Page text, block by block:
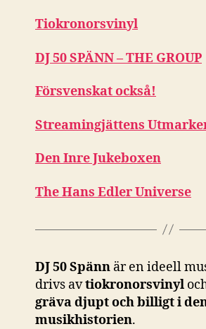
Tiokronorsvinyl
DJ 50 SPÄNN – THE GROUP
Försvenskat också!
Streamingjättens
Den Inre Jukeboxen
The Hans Edler Universe
DJ 50 Spänn är en ideell
drivs avtiokronorsvinyl
gräva djupt och billigt i
musikhistorien.